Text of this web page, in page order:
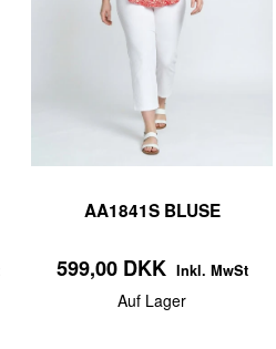
AA1841S BLUSE
599,00 DKK Inkl. MwSt
Auf Lager